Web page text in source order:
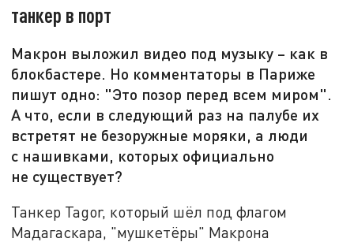
танкер в порт
Макрон выложил видео под музыку – как в
блокбастере. Но комментаторы в Париже
пишут одно: "Это позор перед всем миром".
А что, если в следующий раз на палубе их
встретят не безоружные моряки, а люди
с нашивками, которых официально
не существует?
Танкер Tagor, который шёл под флагом
Мадагаскара, "мушкетёры" Макрона